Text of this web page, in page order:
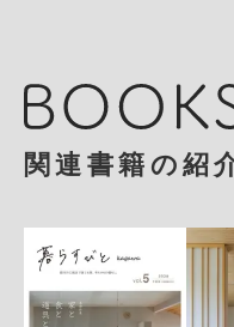
関連書籍の紹